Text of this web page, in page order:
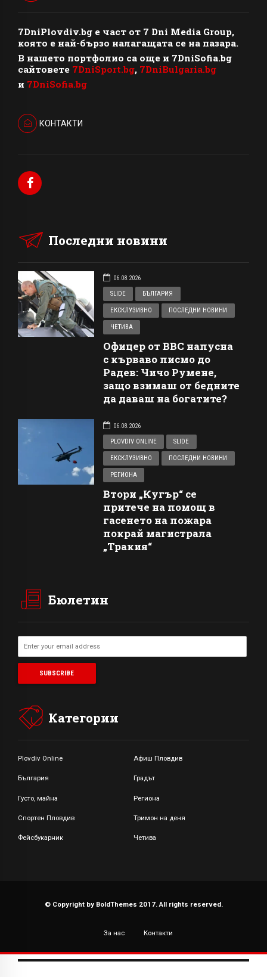
7DniPlovdiv.bg e част от 7 Dni Media Group,
която е най-бързо налагащата се на пазара.
В нашето портфолио са още и 7DniSofia.bg
сайтовете 7DniSport.bg, 7DniBulgaria.bg
и 7DniSofia.bg
КОНТАКТИ
Последни новини
06.08.2026
SLIDE
БЪЛГАРИЯ
ЕКСКЛУЗИВНО ПОСЛЕДНИ НОВИНИ
ЧЕТИВА
Офицер от ВВС напусна
с кърваво писмо до
Радев: Чичо Румене,
защо взимаш от бедните
да даваш на богатите?
06.08.2026
PLOVDIV ONLINE
SLIDE
ЕКСКЛУЗИВНО ПОСЛЕДНИ НОВИНИ
РЕГИОНА
Втори „Кугър“ се
притече на помощ в
гасенето на пожара
покрай магистрала
„Тракия“
Бюлетин
Категории
Plovdiv Online Афиш Пловдив
България Градът
Густо, майна Региона
Спортен Пловдив Тримон на деня
Фейсбукарник Четива
© Copyright by BoldThemes 2017. All rights reserved.
За нас Контакти